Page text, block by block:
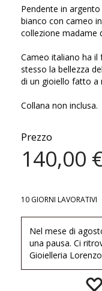
Pendente in
bianco con cameo
collezione madame
Cameo italiano ha il
stesso la bellezza
di un gioiello fatto a
Collana non inclusa.
Prezzo
140,00
10 GIORNI LAVORATIVI
Nel mese di
una pausa. Ci
Gioielleria